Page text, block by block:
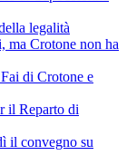
legalità
ma Crotone non ha
di Crotone e
il Reparto di
convegno su